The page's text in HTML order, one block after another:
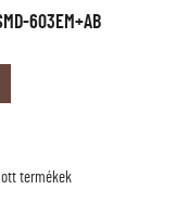
603EM+AB
termékek